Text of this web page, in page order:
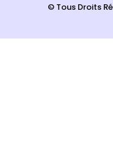
© Tous Droits